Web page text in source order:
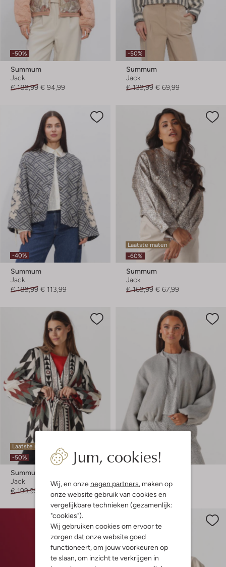
Jum, cookies!
Wij, en onze negen partners, maken op
onze website gebruik van cookies en
vergelijkbare technieken (gezamenlijk:
"cookies").
Wij gebruiken cookies om ervoor te
zorgen dat onze website goed
functioneert, om jouw voorkeuren op
te slaan, om inzicht te verkrijgen in
-50%
Summum
Jack
€ 189,99 € 94,99
-50%
Summum
Jack
€ 139,99 € 69,99
-40%
Summum
Jack
€ 189,99 € 113,99
Laatste maten
-60%
Summum
Jack
€ 169,99 € 67,99
Laatste maten
-50%
Summum
Jack
€ 199,95
€ 99,99
-40%
Mantel
€ 229,99
€ 137,99